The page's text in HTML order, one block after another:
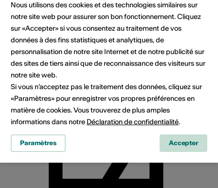
Allée de la Ferme-Asile 1, 1950 Sion
Planifier un itinéraire
Transports publics
Nous utilisons des cookies et des technologies similaires sur
notre site web pour assurer son bon fonctionnement. Cliquez
sur «Accepter» si vous consentez au traitement de vos
données à des fins statistiques et analytiques, de
personnalisation de notre site Internet et de notre publicité sur
des sites de tiers ainsi que de reconnaissance des visiteurs sur
notre site web.
Si vous n’acceptez pas le traitement des données, cliquez sur
«Paramètres» pour enregistrer vos propres préférences en
matière de cookies. Vous trouverez de plus amples
informations dans notre Déclaration de confidentialité.
Paramètres Accepter